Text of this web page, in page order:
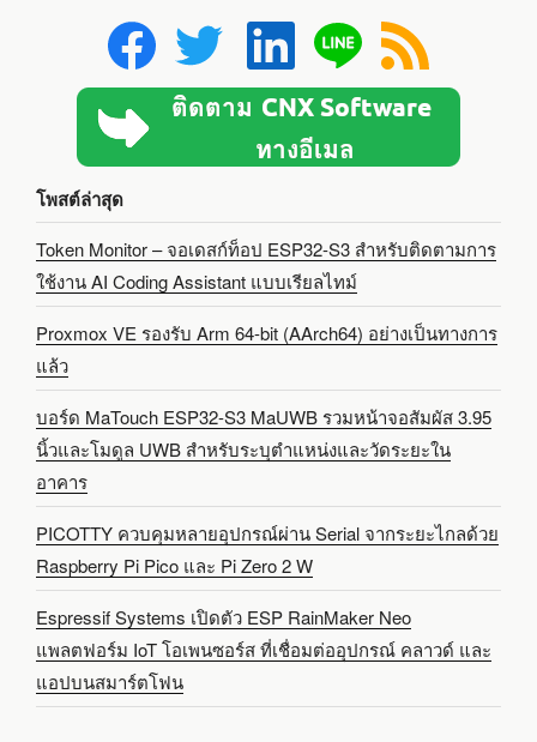
โพสต์ล่าสุด
Token Monitor – จอเดสก์ท็อป ESP32-S3 สำหรับติดตามการ
ใช้งาน AI Coding Assistant แบบเรียลไทม์
Proxmox VE รองรับ Arm 64-bit (AArch64) อย่างเป็นทางการ
แล้ว
บอร์ด MaTouch ESP32-S3 MaUWB รวมหน้าจอสัมผัส 3.95
นิ้วและโมดูล UWB สำหรับระบุตำแหน่งและวัดระยะใน
อาคาร
PICOTTY ควบคุมหลายอุปกรณ์ผ่าน Serial จากระยะไกลด้วย
Raspberry Pi Pico และ Pi Zero 2 W
Espressif Systems เปิดตัว ESP RainMaker Neo
แพลตฟอร์ม IoT โอเพนซอร์ส ที่เชื่อมต่ออุปกรณ์ คลาวด์ และ
แอปบนสมาร์ตโฟน